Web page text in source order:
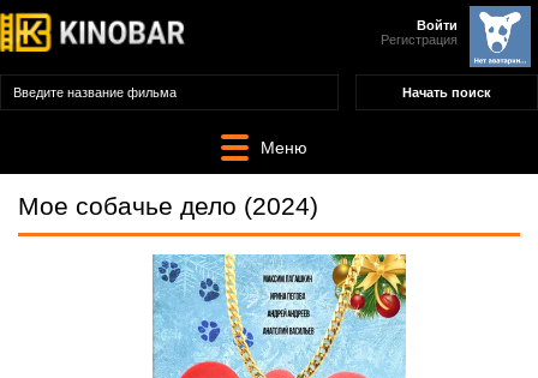
Войти
Регистрация
Меню
Мое собачье дело (2024)